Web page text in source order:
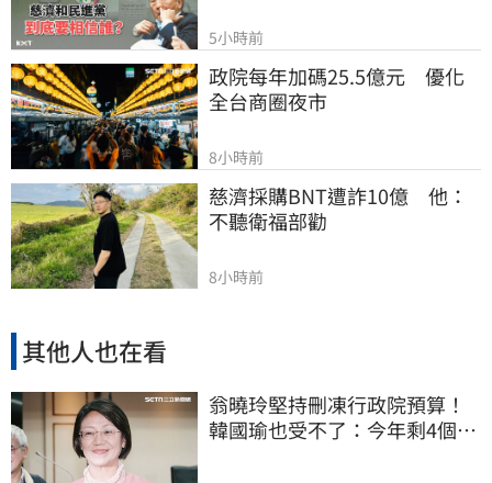
5小時前
政院每年加碼25.5億元　優化
全台商圈夜市
8小時前
慈濟採購BNT遭詐10億　他：
不聽衛福部勸
8小時前
其他人也在看
翁曉玲堅持刪凍行政院預算！
韓國瑜也受不了：今年剩4個月